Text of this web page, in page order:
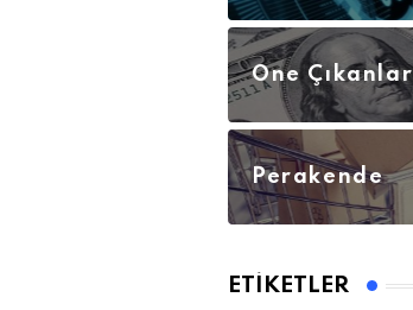
Öne Çıkanlar
Perakende
ETIKETLER